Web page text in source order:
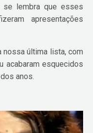
se lembra que esses
apresentações
nossa última lista, com
acabaram esquecidos
anos.